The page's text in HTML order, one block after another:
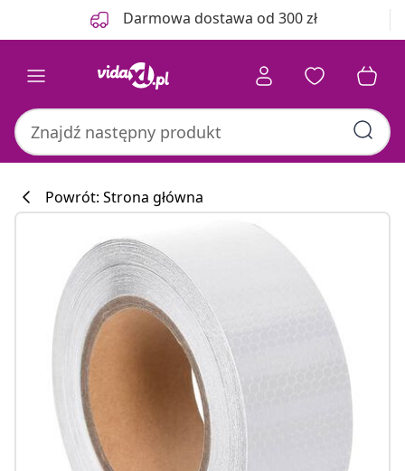
Darmowa dostawa od 300 zł
Powrót: Strona główna